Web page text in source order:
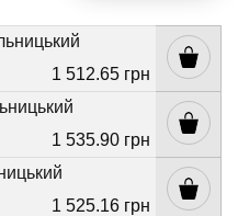
1 512.65 грн
1 535.90 грн
1 525.16 грн